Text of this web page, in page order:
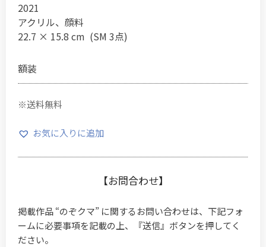
2021
アクリル、顔料
22.7 × 15.8 cm (SM 3点)
額装
※送料無料
お気に入りに追加
【お問合わせ】
掲載作品 “のぞクマ” に関するお問い合わせは、下記フォ
ームに必要事項を記載の上、『送信』ボタンを押してく
ださい。